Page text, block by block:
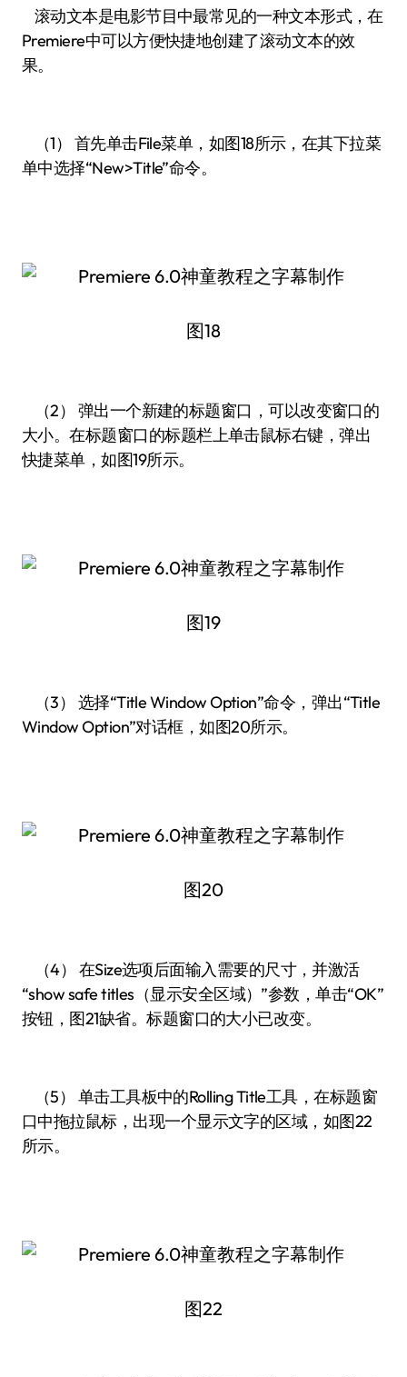
滚动文本是电影节目中最常见的一种文本形式，在
Premiere中可以方便快捷地创建了滚动文本的效
果。
（1） 首先单击File菜单，如图18所示，在其下拉菜
单中选择“New>Title”命令。
图18
（2） 弹出一个新建的标题窗口，可以改变窗口的
大小。在标题窗口的标题栏上单击鼠标右键，弹出
快捷菜单，如图19所示。
图19
（3） 选择“Title Window Option”命令，弹出“Title
Window Option”对话框，如图20所示。
图20
（4） 在Size选项后面输入需要的尺寸，并激活
“show safe titles（显示安全区域）”参数，单击“OK”
按钮，图21缺省。标题窗口的大小已改变。
（5） 单击工具板中的Rolling Title工具，在标题窗
口中拖拉鼠标，出现一个显示文字的区域，如图22
所示。
图22